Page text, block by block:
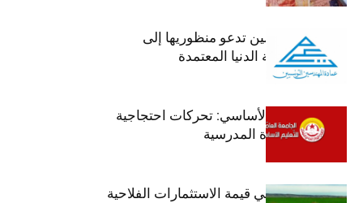
عمادة المهندسين تدعو منظوريها إلى
احترام التعريفة الدنيا المعتمدة
جامعة التعليم الأساسي: تحركات احتجاجية
تزامنا مع العودة المدرسية
ارتفاع بـ15% في قيمة الاستثمارات الفلاحية